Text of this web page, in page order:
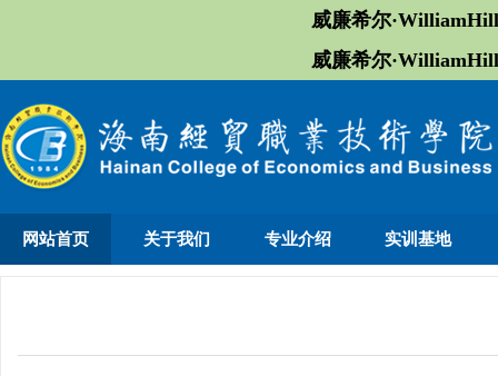
威廉希尔
威廉希尔
网站首页 关于我们 专业介绍 实训基地